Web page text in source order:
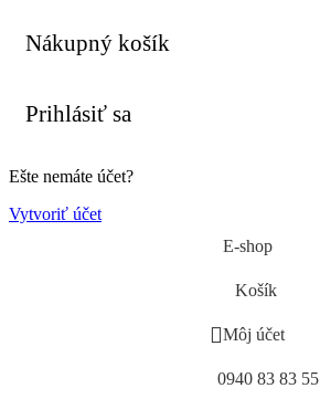
Nákupný košík
Prihlásiť sa
Ešte nemáte účet?
Vytvoriť účet
E-shop
Košík
Môj účet
0940 83 83 55